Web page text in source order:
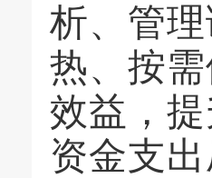
析、管
热、按
效益，
资金支